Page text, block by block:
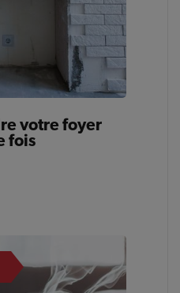
votre foyer
fois